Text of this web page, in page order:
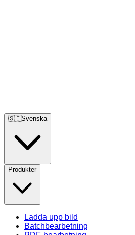
🇸🇪Svenska
Produkter
Ladda upp bild
Batchbearbetning